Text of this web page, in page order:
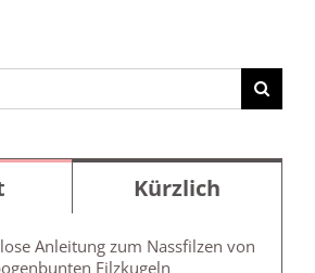
Kürzlich
Anleitung zum Nassfilzen von
Filzkugeln